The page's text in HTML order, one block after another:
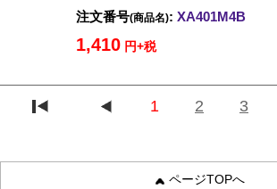
注文番号(商品名): XA401M4B
1,410 円+税
1 2 3
ページTOPへ